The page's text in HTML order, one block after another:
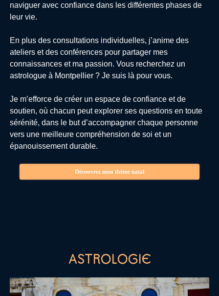
naviguer avec confiance dans les différentes phases de
leur vie.
En plus des consultations individuelles, j’anime des
ateliers et des conférences pour partager mes
connaissances et ma passion. Vous recherchez un
astrologue à Montpellier ? Je suis là pour vous.
Je m’efforce de créer un espace de confiance et de
soutien, où chacun peut explorer ses questions en toute
sérénité, dans le but d’accompagner chaque personne
vers une meilleure compréhension de soi et un
épanouissement durable.
Découvrez mon thème natal
ASTROLOGIE